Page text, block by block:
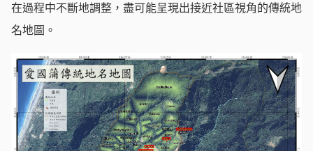
在過程中不斷地調整，盡可能呈現出接近社區視角的傳統地
名地圖。